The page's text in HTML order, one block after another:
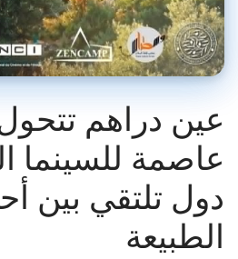
عين دراهم
دول تلتقي بين
الطبيعة